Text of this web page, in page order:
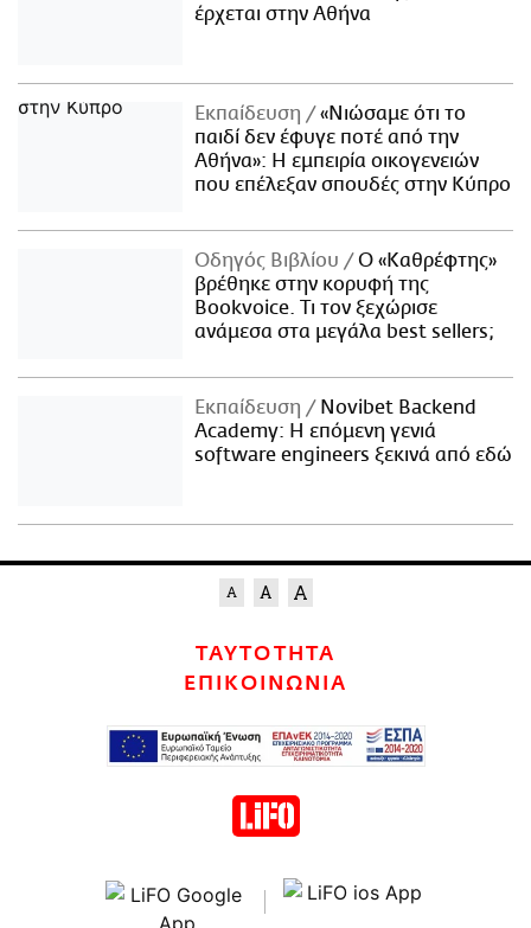
έρχεται στην Αθήνα
Εκπαίδευση
«Νιώσαμε ότι το
παιδί δεν έφυγε ποτέ από την
Αθήνα»: Η εμπειρία οικογενειών
που επέλεξαν σπουδές στην Κύπρο
Οδηγός Βιβλίου
Ο «Καθρέφτης»
βρέθηκε στην κορυφή της
Bookvoice. Τι τον ξεχώρισε
ανάμεσα στα μεγάλα best sellers;
Εκπαίδευση
Novibet Backend
Academy: Η επόμενη γενιά
software engineers ξεκινά από εδώ
ΤΑΥΤΟΤΗΤΑ
ΕΠΙΚΟΙΝΩΝΙΑ